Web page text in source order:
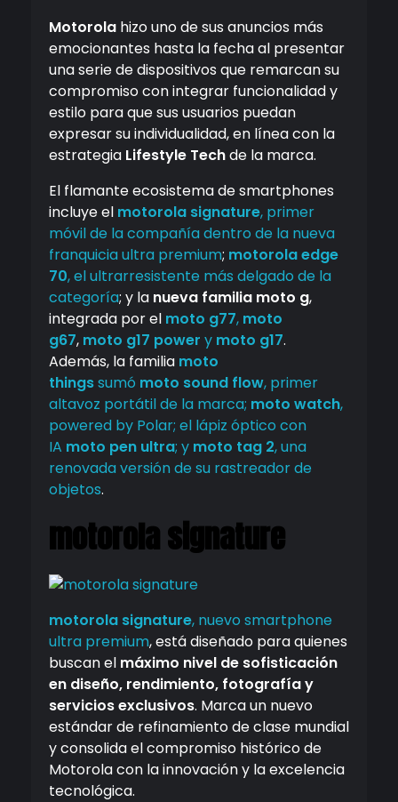
Motorola hizo uno de sus anuncios más
emocionantes hasta la fecha al presentar
una serie de dispositivos que remarcan su
compromiso con integrar funcionalidad y
estilo para que sus usuarios puedan
expresar su individualidad, en línea con la
estrategia Lifestyle Techde la marca.
El flamante ecosistema de smartphones
incluye el motorola signature, primer
móvil de la compañía dentro de la nueva
franquicia ultra premium; motorola edge
70, el ultrarresistente más delgado de la
categoría; y la nueva familia moto g,
integrada por el moto g77, moto
g67, moto g17 power y moto g17.
Además, la familia moto
thingssumó moto sound flow, primer
altavoz portátil de la marca; moto watch,
powered by Polar; el lápiz óptico con
IA moto pen ultra; y moto tag 2, una
renovada versión de su rastreador de
objetos.
motorola signature
motorola signature, nuevo smartphone
ultra premium, está diseñado para quienes
buscan el máximo nivel de sofisticación
en diseño, rendimiento, fotografía y
servicios exclusivos. Marca un nuevo
estándar de refinamiento de clase mundial
y consolida el compromiso histórico de
Motorola con la innovación y la excelencia
tecnológica.